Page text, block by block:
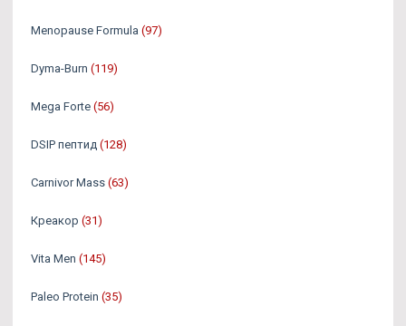
Menopause Formula (97)
Dyma-Burn (119)
Mega Forte (56)
DSIP пептид (128)
Carnivor Mass (63)
Креакор (31)
Vita Men (145)
Paleo Protein (35)